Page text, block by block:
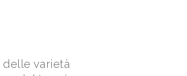
delle varietà